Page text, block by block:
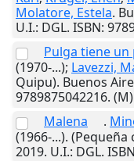
Molatore, Estela.
U.I.: DGL. ISBN:
Pulga tiene un
(1970-...); Lavezzi,
Quipu). Buenos
9789875042216. (M)
Malena
.
(1966-...). (Pequeña
2019. U.I.: DGL.